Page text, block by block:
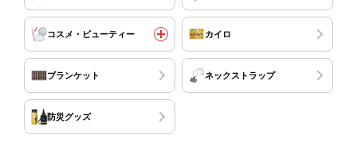
コスメ・ビューティー カイロ
ブランケット ネックストラップ
防災グッズ